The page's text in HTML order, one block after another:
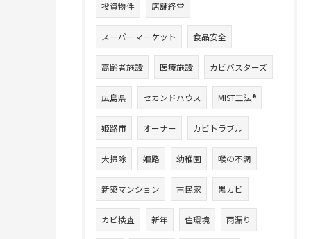
投資物件 店舗経営
スーパーマーケット 食品安全
高齢者施設 医療施設 カビバスターズ
広島県 セカンドハウス MIST工法®
姫路市 オーナー カビトラブル
大掃除 姫路 幼稚園 喉の不調
新築マンション 古民家 黒カビ
カビ検査 新年 住環境 雨漏り